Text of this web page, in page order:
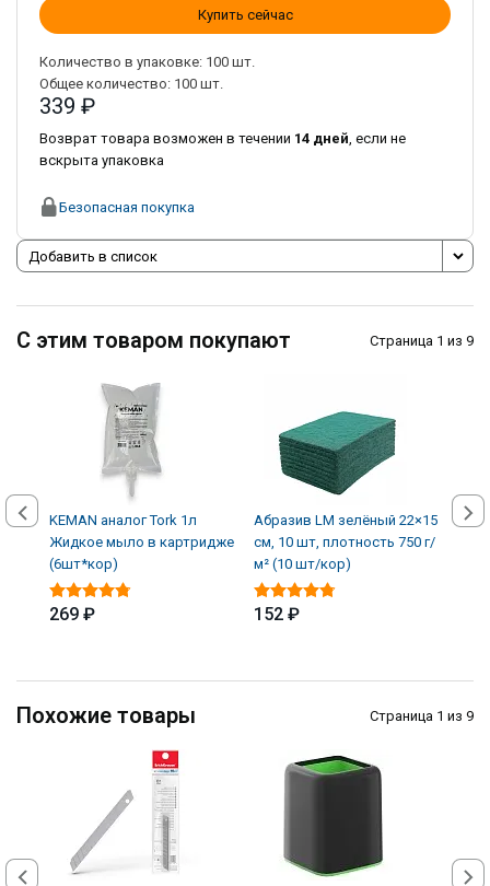
Купить сейчас
Количество в упаковке: 100 шт.
Общее количество: 100 шт.
339 ₽
Возврат товара возможен в течении 14 дней , если не
вскрыта упаковка
Безопасная покупка
Добавить в список
С этим товаром покупают Страница 1 из 9
KEMAN аналог Tork 1л
Жидкое мыло в картридже
(6шт*кор)
269 ₽
Абразив LM зелёный 22×15
см, 10 шт, плотность 750 г/
м² (10 шт/кор)
152 ₽
Похожие товары Страница 1 из 9